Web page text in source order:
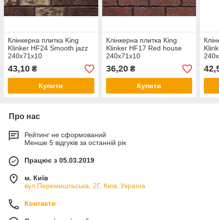
Клінкерна плитка King
Klinker HF24 Smooth jazz
240x71x10
43,10 ₴
Купити
Клінкерна плитка King
Klinker HF17 Red house
240x71x10
36,20₴
Купити
Про нас
Рейтинг не сформований
Менше 5 відгуків за останній рік
Працює з 05.03.2019
м. Київ
вул.Перемишльська, 2Г, Київ, Україна
Контакти